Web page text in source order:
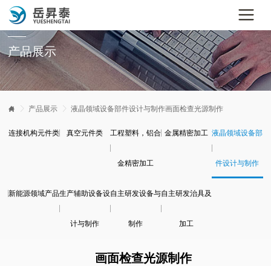
产品展示
  产品展示  液晶领域设备部件设计与制作画面检查光源制作
连接机构元件类 真空元件类 工程塑料，铝合
金精密加工
金属精密加工 液晶领域设备部
件设计与制作
新能源领域产品生产辅助设备设
计与制作
自主研发设备与
制作
自主研发治具及
加工
画面检查光源制作